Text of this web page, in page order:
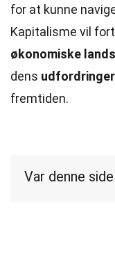
for at kunne
Kapitalisme vil
økonomiske
dens udfordringer
fremtiden.
Var denne